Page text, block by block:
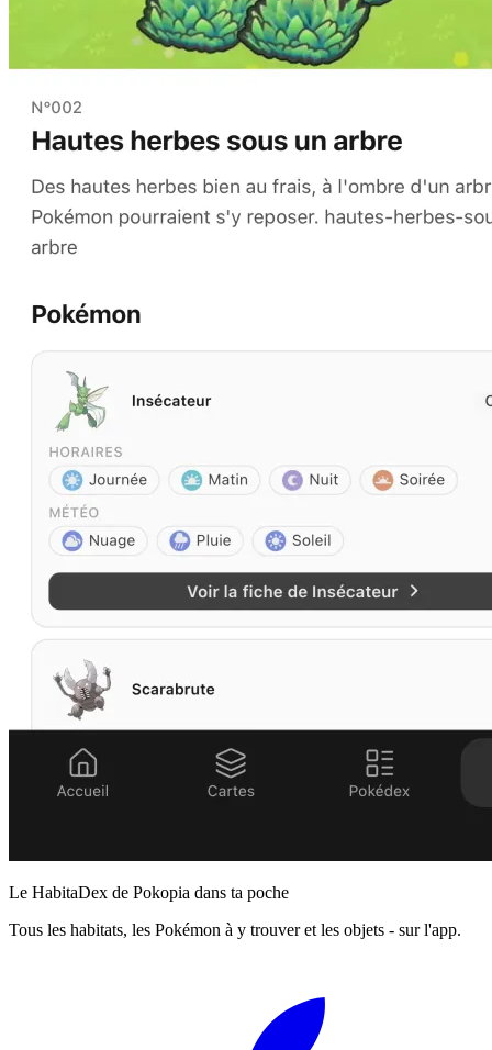
Le HabitaDex de Pokopia dans ta poche
Tous les habitats, les Pokémon à y trouver et les objets - sur l'app.